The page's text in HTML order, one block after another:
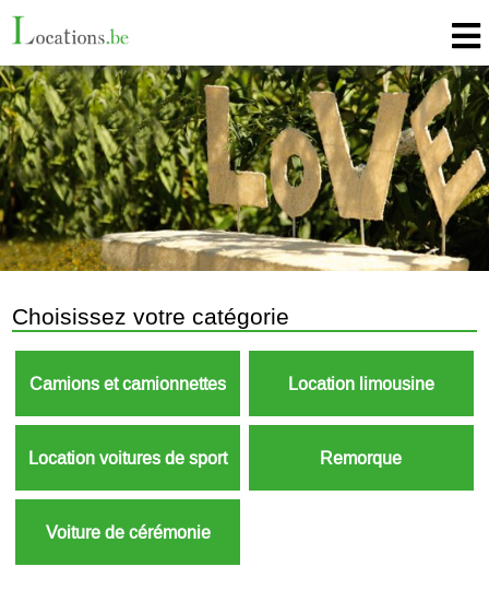
Choisissez votre catégorie
Camions et camionnettes Location limousine
Location voitures de sport Remorque
Voiture de cérémonie